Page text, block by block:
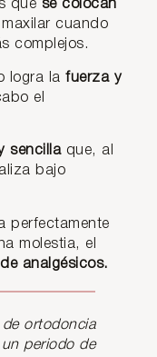
que se colocan
cuando
complejos.
logra la fuerza y
el
sencillaque, al
bajo
perfectamente
molestia, el
analgésicos.
de ortodoncia
periodo de